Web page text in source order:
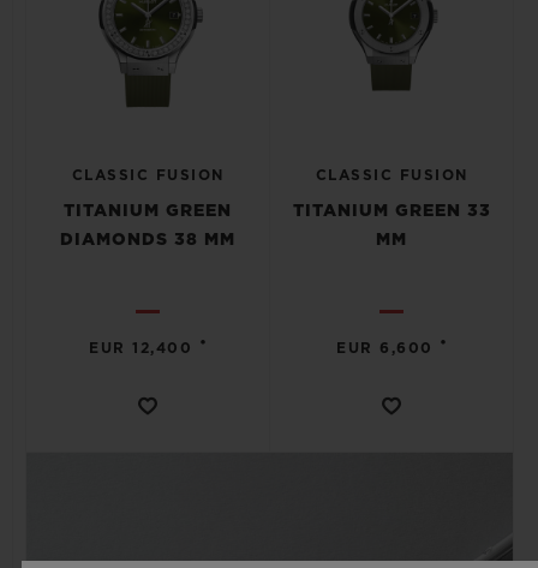
CLASSIC FUSION
TITANIUM GREEN
DIAMONDS 38 MM
EUR 12,400 •
CLASSIC FUSION
TITANIUM GREEN 33
MM
EUR 6,600 •